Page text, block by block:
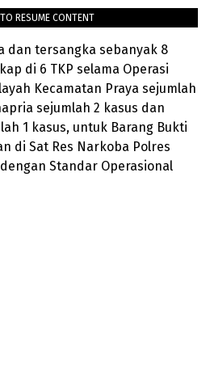
RESUME CONTENT
dan tersangka sebanyak 8
di 6 TKP selama Operasi
Kecamatan Praya sejumlah
sejumlah 2 kasus dan
1 kasus, untuk Barang Bukti
di Sat Res Narkoba Polres
Standar Operasional